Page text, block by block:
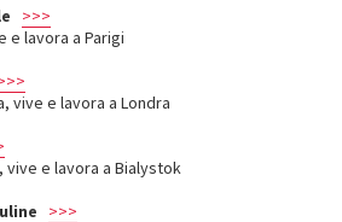
>>>
e lavora a Parigi
vive e lavora a Londra
vive e lavora a Bialystok
>>>